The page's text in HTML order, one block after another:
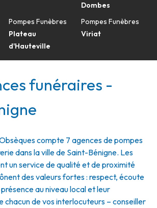
Pompes Funèbres
Plateau
d'Hauteville
Dombes
Pompes Funèbres
Viriat
funéraires -
compte 7 agences de pompes
dans la ville de Saint-Bénigne. Les
un service de qualité et de proximité
des valeurs fortes : respect, écoute
au niveau local et leur
chacun de vos interlocuteurs – conseiller